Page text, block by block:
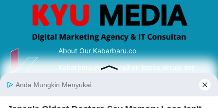
About Our Kabarbaru.co
Kabarbaru.co menyajikan berita aktual dan
serta terverifikasi dari sumber yang tepat.